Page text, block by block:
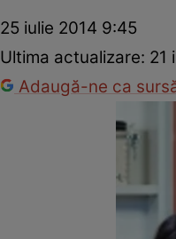
25 iulie 2014 9:45
Ultima actualizare: 21
Adaugă-ne ca